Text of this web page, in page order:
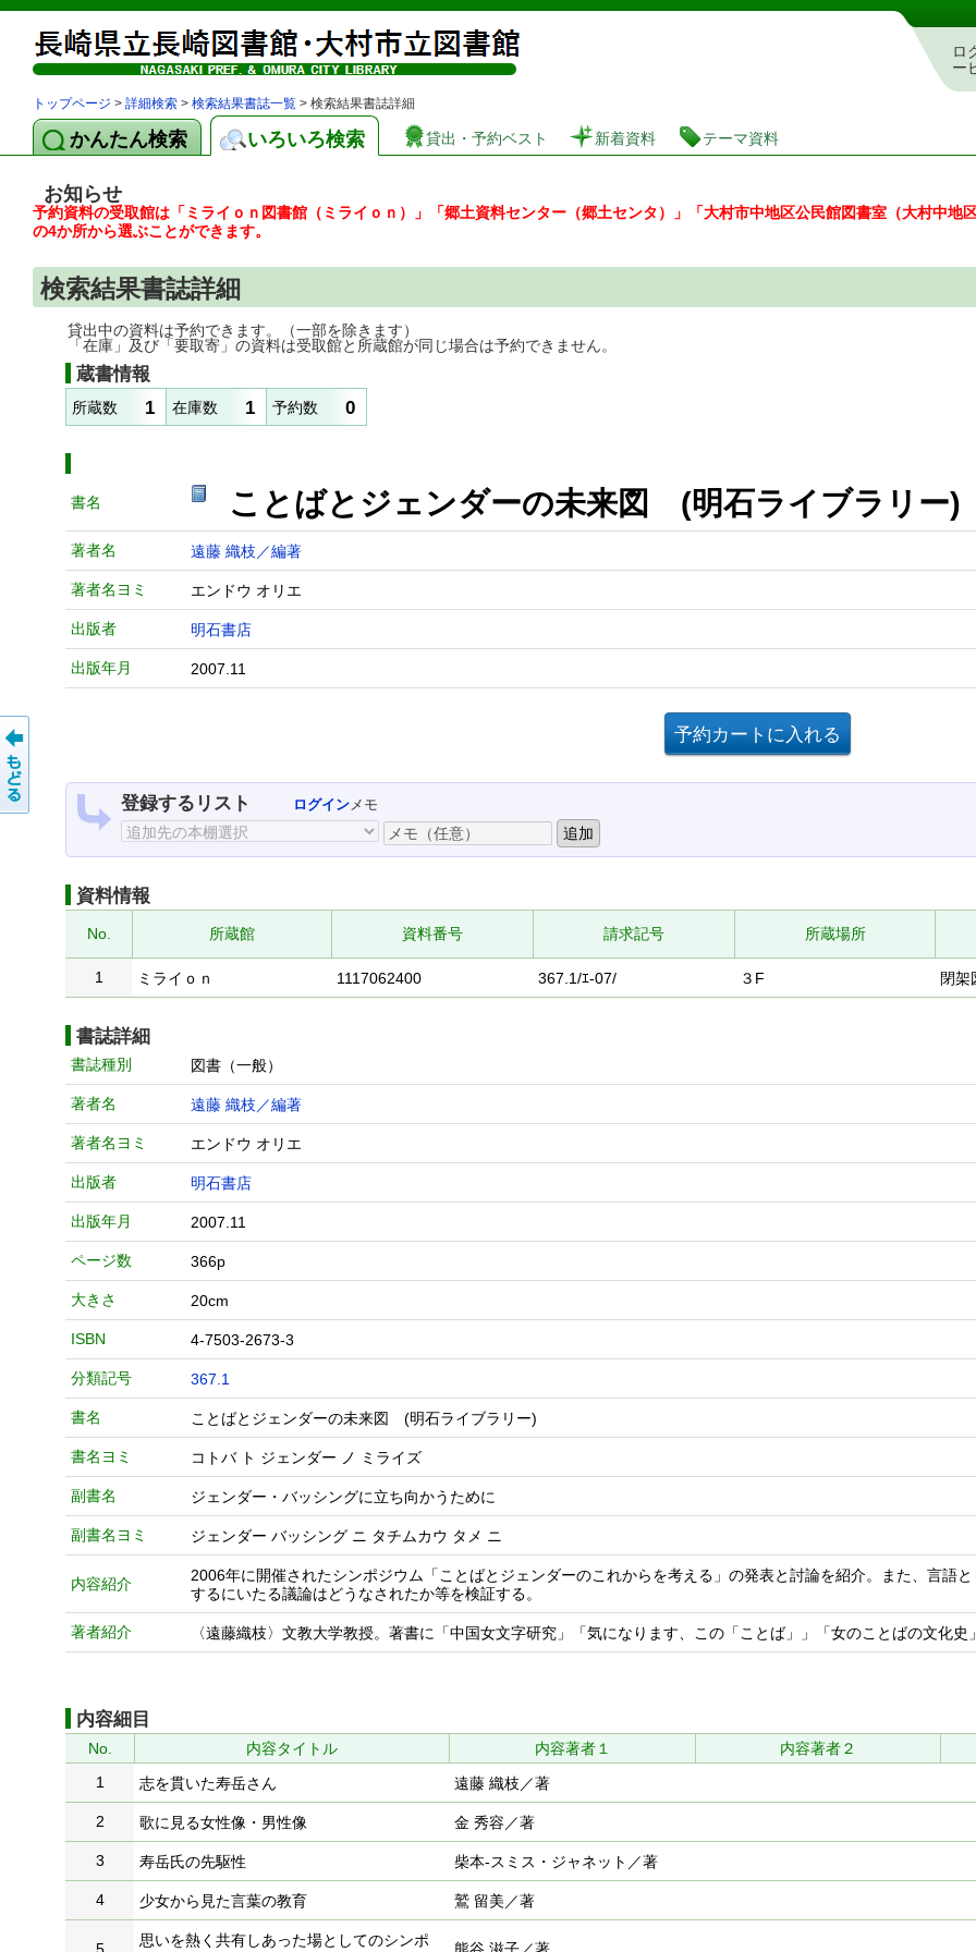
図書館 蔵書検索・予約システム
ロ
ー
トップページ > 詳細検索 > 検索結果書誌一覧 > 検索結果書誌詳細
かんたん検索 いろいろ検索 貸出・予約ベスト 新着資料 テーマ資料
お知らせ
予約資料の受取館は「ミライｏｎ図書館（ミライｏｎ）」「郷土資料センター（郷土センタ）」「大村市中地区公民館図書室（大村中地
の4か所から選ぶことができます。
検索結果書誌詳細
貸出中の資料は予約できます。（一部を除きます）
「在庫」及び「要取寄」の資料は受取館と所蔵館が同じ場合は予約できません。
蔵書情報
所蔵数 1 在庫数 1 予約数 0
書名 ことばとジェンダーの未来図 (明石ライブラリー)
著者名 遠藤 織枝／編著
著者名ヨミ エンドウ オリエ
出版者 明石書店
出版年月 2007.11
登録するリスト ログインメモ
資料情報
No. 所蔵館 資料番号 請求記号 所蔵場所
1
ミライｏｎ 1117062400 367.1/ｴ-07/ ３F 閉架
書誌詳細
書誌種別 図書（一般）
著者名 遠藤 織枝／編著
著者名ヨミ エンドウ オリエ
出版者 明石書店
出版年月 2007.11
ページ数 366p
大きさ 20cm
ISBN 4-7503-2673-3
分類記号 367.1
書名 ことばとジェンダーの未来図 (明石ライブラリー)
書名ヨミ コトバ ト ジェンダー ノ ミライズ
副書名 ジェンダー・バッシングに立ち向かうために
副書名ヨミ ジェンダー バッシング ニ タチムカウ タメ ニ
内容紹介
2006年に開催されたシンポジウム「ことばとジェンダーのこれからを考える」の発表と討論を紹介。また、言語
するにいたる議論はどうなされたか等を検証する。
著者紹介 〈遠藤織枝〉文教大学教授。著書に「中国女文字研究」「気になります、この「ことば」」「女のことばの文化史
内容細目
No. 内容タイトル 内容著者１ 内容著者２
1
志を貫いた寿岳さん 遠藤 織枝／著
2 歌に見る女性像・男性像 金 秀容／著
3 寿岳氏の先駆性 柴本‐スミス・ジャネット／著
4 少女から見た言葉の教育 鷲 留美／著
思いを熱く共有しあった場としてのシンポ